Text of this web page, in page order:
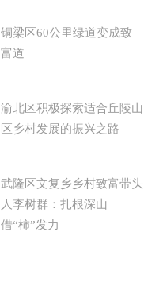
铜梁区60公里绿道变成致
富道
渝北区积极探索适合丘陵山
区乡村发展的振兴之路
武隆区文复乡乡村致富带头
人李树群：扎根深山
借“柿”发力